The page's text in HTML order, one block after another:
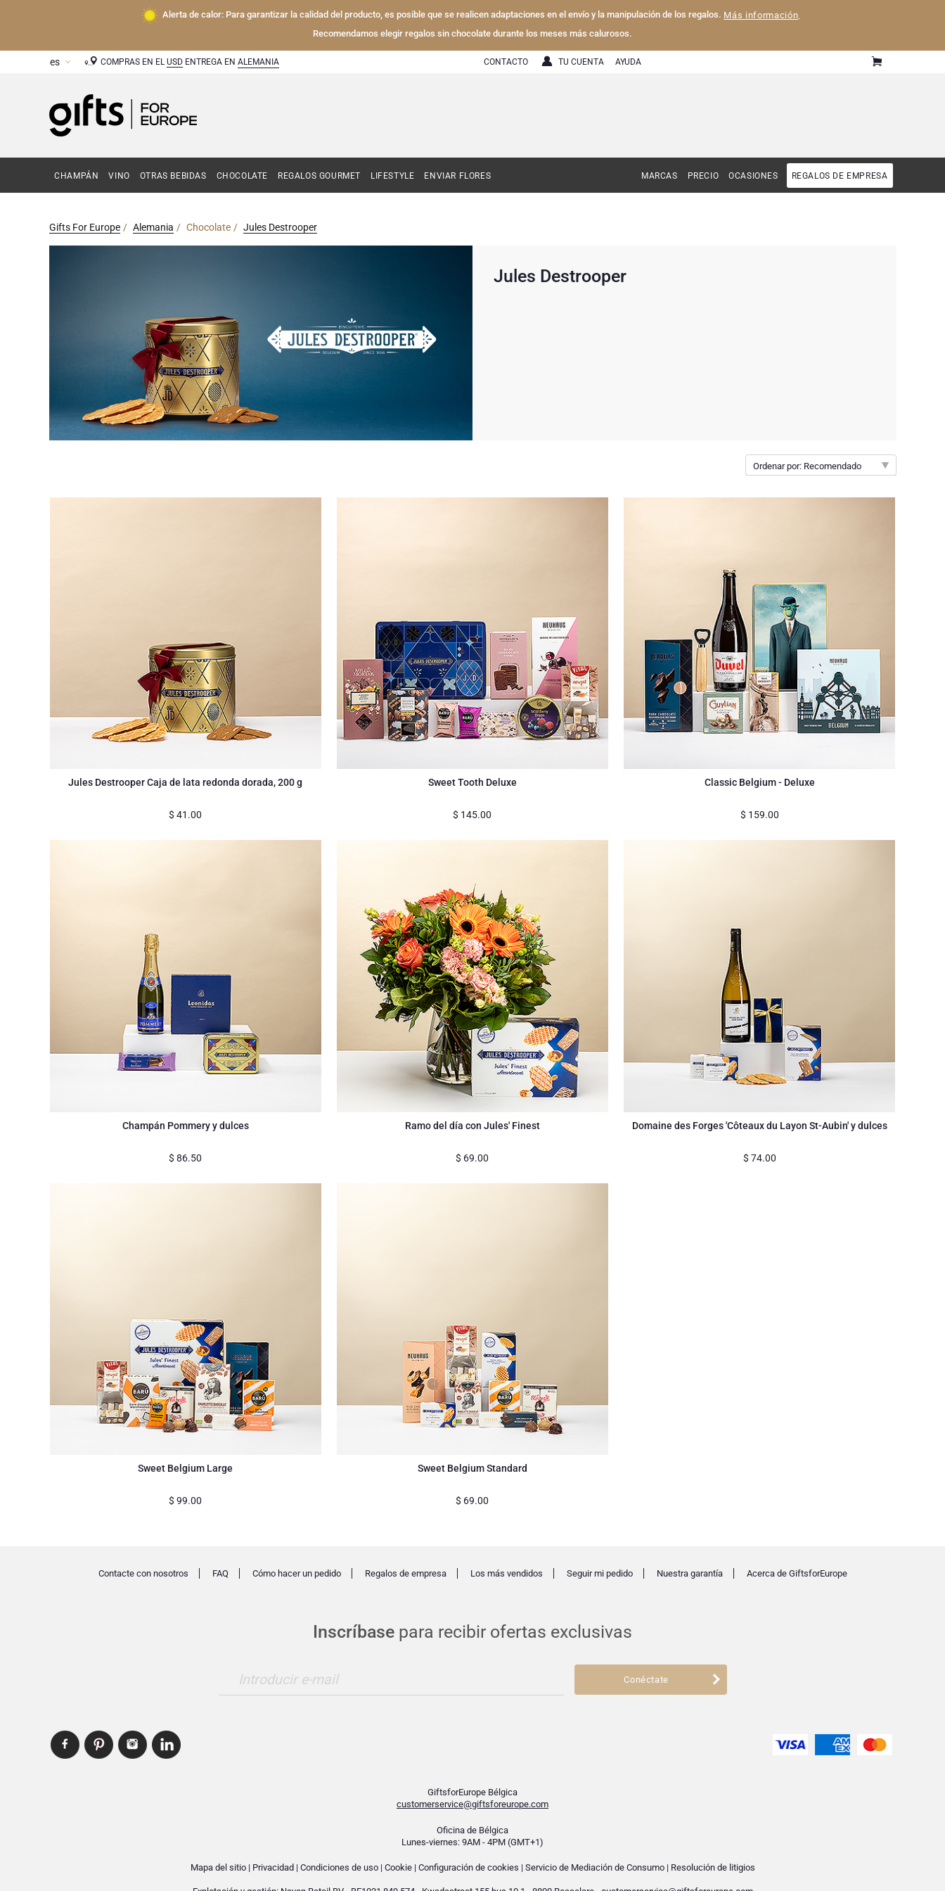
Alerta de calor: Para garantizar la calidad del producto, es posible que se realicen adaptaciones en el envío y la manipulación de los regalos. Más información.
Recomendamos elegir regalos sin chocolate durante los meses más calurosos.
COMPRAS EN ELUSD ENTREGA EN ALEMANIA CONTACTO TU CUENTA AYUDA
CHAMPÁN VINO OTRAS BEBIDAS CHOCOLATE REGALOS GOURMET LIFESTYLE ENVIAR FLORES MARCAS PRECIO OCASIONES REGALOS DE EMPRESA
Gifts For Europe Alemania Chocolate Jules Destrooper
Jules Destrooper
Ordenar por: Recomendado
Jules Destrooper Caja de lata redonda dorada, 200 g
$ 41.00
Sweet Tooth Deluxe
$ 145.00
Classic Belgium - Deluxe
$ 159.00
Champán Pommery y dulces
$ 86.50
Ramo del día con Jules' Finest
$ 69.00
Domaine des Forges 'Côteaux du Layon St-Aubin' y dulces
$ 74.00
Sweet Belgium Large
$ 99.00
Sweet Belgium Standard
$ 69.00
Inscríbase para recibir ofertas exclusivas
Introducir e-mail Conéctate
Contacte con nosotros FAQ Cómo hacer un pedido Regalos de empresa Los más vendidos Seguir mi pedido Nuestra garantía Acerca de GiftsforEurope
GiftsforEurope Bélgica
customerservice@giftsforeurope.com
Oficina de Bélgica
Lunes-viernes: 9AM - 4PM (GMT+1)
Mapa del sitio| Privacidad | Condiciones de uso| Cookie| Configuración de cookies | Servicio de Mediación de Consumo| Resolución de litigios